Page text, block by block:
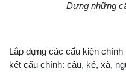
Dựng những
Lắp dựng các cấu kiện
kết cấu chính: câu, kẻ, xà,